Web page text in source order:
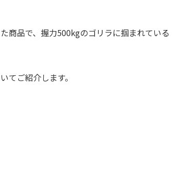
商品で、握力500kgのゴリラに掴まれている
てご紹介します。